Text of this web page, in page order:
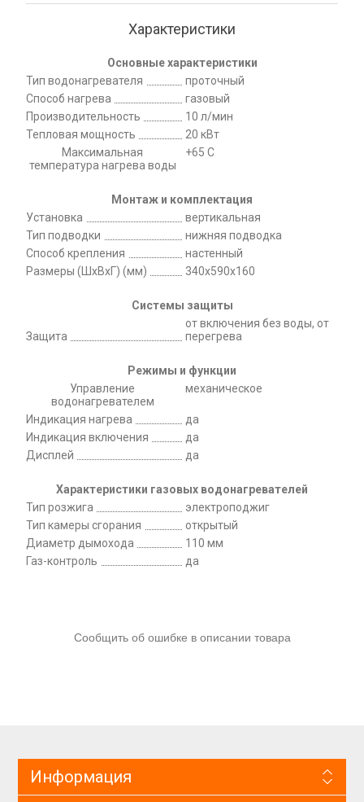
Характеристики
Основные характеристики
Тип водонагревателя
проточный
Способ нагрева
газовый
Производительность
10 л/мин
Тепловая мощность
20 кВт
Максимальная
температура нагрева воды
+65 C
Монтаж и комплектация
Установка
вертикальная
Тип подводки
нижняя подводка
Способ крепления
настенный
Размеры (ШхВхГ) (мм)
340x590x160
Системы защиты
Защита
от включения без воды, от
перегрева
Режимы и функции
Управление
водонагревателем
механическое
Индикация нагрева
да
Индикация включения
да
Дисплей
да
Характеристики газовых водонагревателей
Тип розжига
электроподжиг
Тип камеры сгорания
открытый
Диаметр дымохода
110 мм
Газ-контроль
да
Сообщить об ошибке в описании товара
Информация